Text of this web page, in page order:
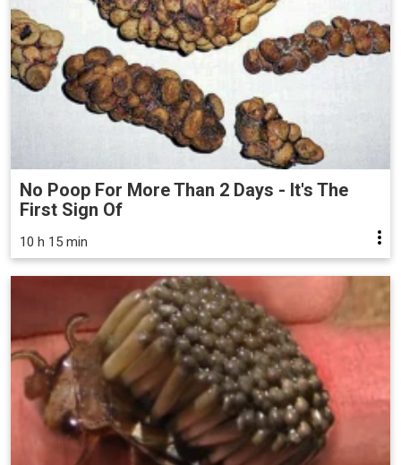
No Poop For More Than 2 Days - It's The
First Sign Of
10 h 15 min